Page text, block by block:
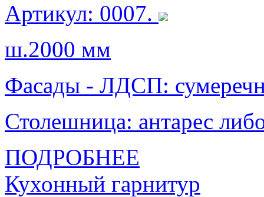
Артикул: 0007.
ш.2000 мм
Фасады - ЛДСП:
Столешница: антарес
ПОДРОБНЕЕ
Кухонный гарнитур